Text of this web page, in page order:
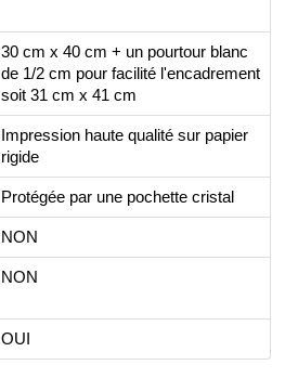
30 cm x 40 cm + un pourtour blanc
de 1/2 cm pour facilité l'encadrement
soit 31 cm x 41 cm
Impression haute qualité sur papier
rigide
Protégée par une pochette cristal
NON
NON
OUI